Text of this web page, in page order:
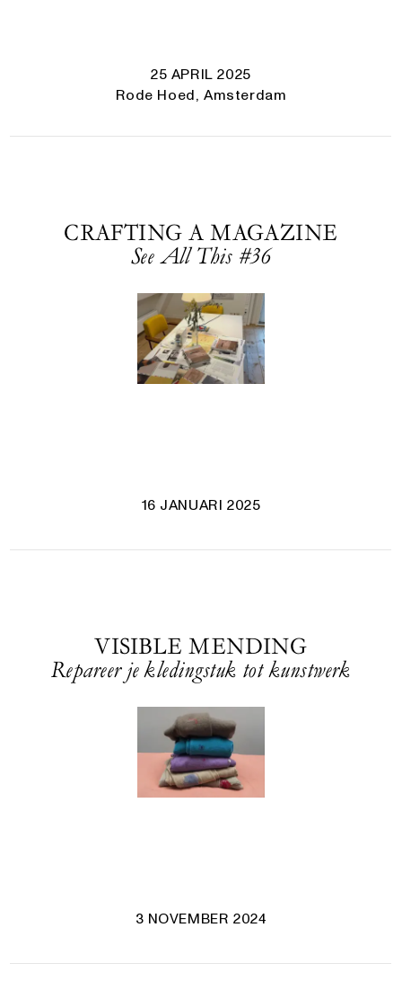
25 APRIL 2025
Rode Hoed, Amsterdam
CRAFTING A MAGAZINE
See All This #36
16 JANUARI 2025
VISIBLE MENDING
Repareer je kledingstuk tot kunstwerk
3 NOVEMBER 2024